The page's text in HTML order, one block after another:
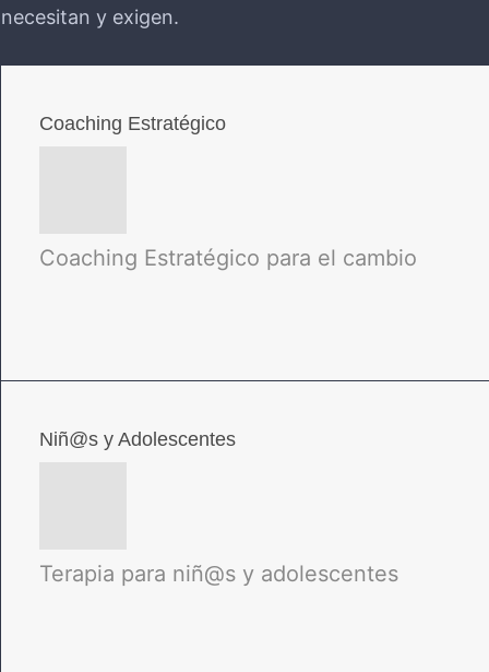
necesitan y exigen.
Coaching Estratégico
Coaching Estratégico para el cambio
Niñ@s y Adolescentes
Terapia para niñ@s y adolescentes